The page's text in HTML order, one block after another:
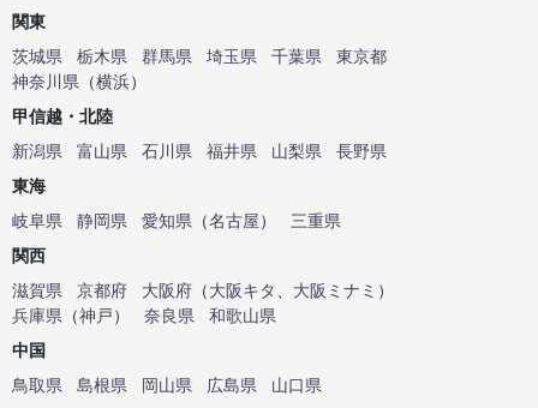
関東
茨城県
栃木県 群馬県 埼玉県 千葉県
東京都
神奈川県 （横浜）
甲信越・北陸
新潟県
富山県 石川県 福井県 山梨県
長野県
東海
岐阜県
静岡県 愛知県 （名古屋）
三重県
関西
滋賀県
京都府 大阪府 （大阪キタ、 大阪ミナミ ）
兵庫県 （神戸） 奈良県
和歌山県
中国
鳥取県
島根県 岡山県 広島県
山口県